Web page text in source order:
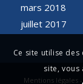
mars 2018
juillet 2017
Mentions légales
Ce site utilise
site, vous